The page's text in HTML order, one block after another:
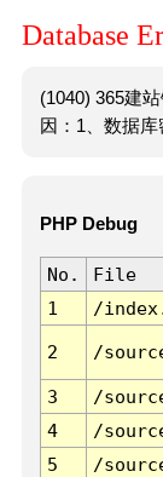
Database
(1040) 365建
因：1、数据库
PHP Debug
No. File
1
/
2 /
3 /
4
/
5
/